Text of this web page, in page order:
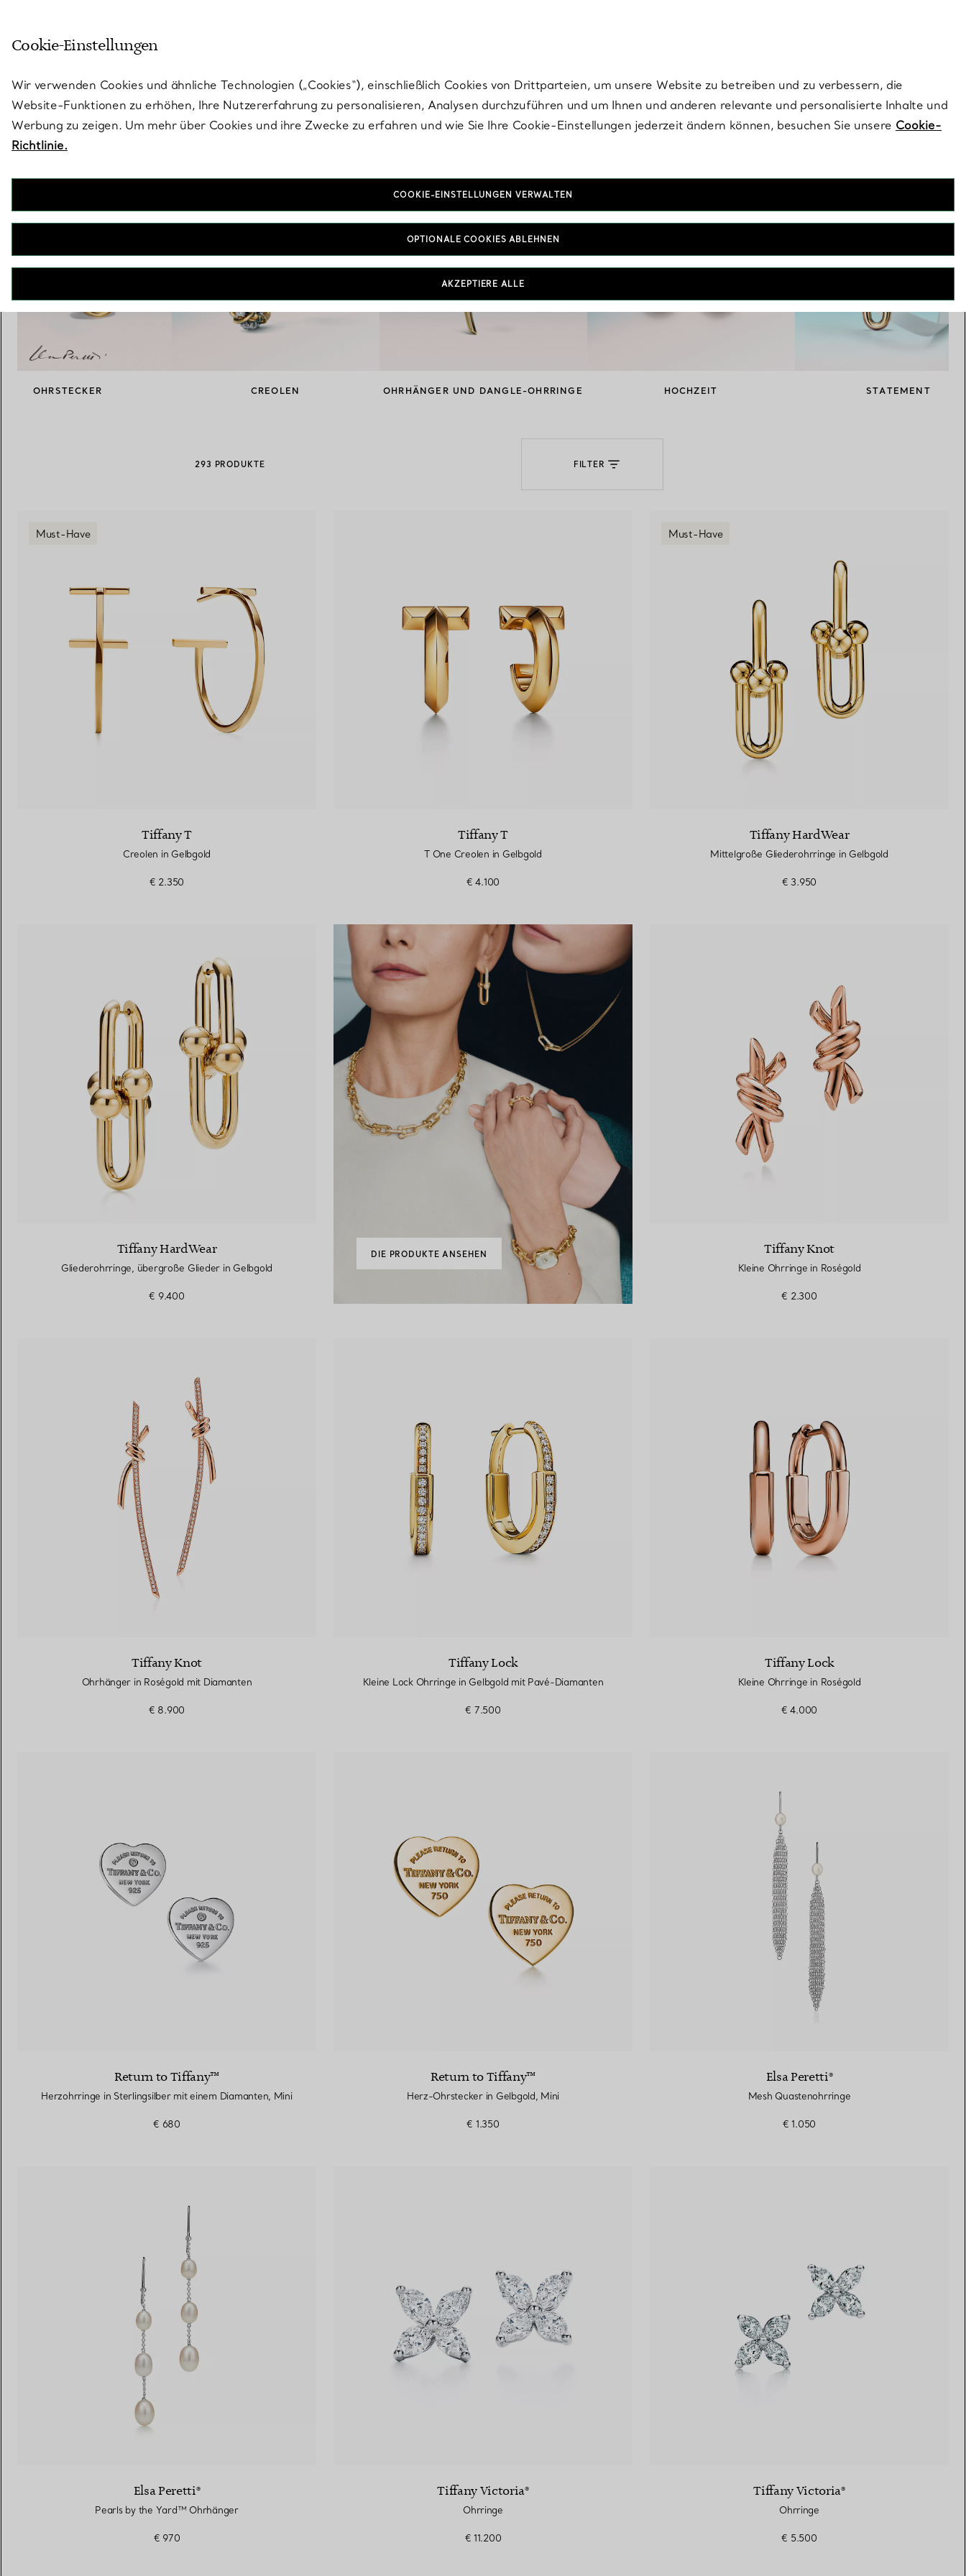
OHRSTECKER CREOLEN OHRHÄNGER UND DANGLE-OHRRINGE HOCHZEIT STATEMENT
293 PRODUKTE FILTER
Must-Have
Tiffany T
Creolen in Gelbgold
€ 2.350
Tiffany T
T One Creolen in Gelbgold
€ 4.100
Must-Have
Tiffany HardWear
Mittelgroße Gliederohrringe in Gelbgold
€ 3.950
Tiffany HardWear
Gliederohrringe, übergroße Glieder in Gelbgold
€ 9.400
DIE PRODUKTE ANSEHEN Tiffany Knot
Kleine Ohrringe in Roségold
€ 2.300
Tiffany Knot
Ohrhänger in Roségold mit Diamanten
€ 8.900
Tiffany Lock
Kleine Lock Ohrringe in Gelbgold mit Pavé-Diamanten
€ 7.500
Tiffany Lock
Kleine Ohrringe in Roségold
€ 4.000
Return to Tiffany™
Herzohrringe in Sterlingsilber mit einem Diamanten, Mini
€ 680
Return to Tiffany™
Herz-Ohrstecker in Gelbgold, Mini
€ 1.350
Elsa Peretti®
Mesh Quastenohrringe
€ 1.050
Elsa Peretti®
Pearls by the Yard™ ​​Ohrhänger
€ 970
Tiffany Victoria®
Ohrringe
€ 11.200
Tiffany Victoria®
Ohrringe
€ 5.500
Cookie-Einstellungen
Wir verwenden Cookies und ähnliche Technologien („Cookies“), einschließlich Cookies von Drittparteien, um unsere Website zu betreiben und zu verbessern, die
Website-Funktionen zu erhöhen, Ihre Nutzererfahrung zu personalisieren, Analysen durchzuführen und um Ihnen und anderen relevante und personalisierte Inhalte und
Werbung zu zeigen. Um mehr über Cookies und ihre Zwecke zu erfahren und wie Sie Ihre Cookie-Einstellungen jederzeit ändern können, besuchen Sie unsere Cookie-
Richtlinie.
COOKIE-EINSTELLUNGEN VERWALTEN
OPTIONALE COOKIES ABLEHNEN
AKZEPTIERE ALLE